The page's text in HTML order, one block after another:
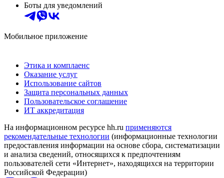
Боты для уведомлений
Мобильное приложение
Этика и комплаенс
Оказание услуг
Использование сайтов
Защита персональных данных
Пользовательское соглашение
ИТ аккредитация
На информационном ресурсе hh.ru применяются
рекомендательные технологии (информационные технологии
предоставления информации на основе сбора, систематизации
и анализа сведений, относящихся к предпочтениям
пользователей сети «Интернет», находящихся на территории
Российской Федерации)